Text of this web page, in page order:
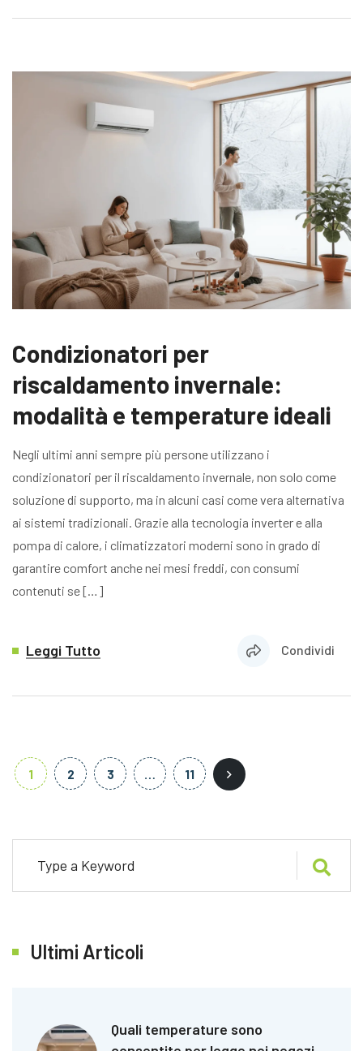
Condizionatori per
riscaldamento invernale:
modalità e temperature ideali
Negli ultimi anni sempre più persone utilizzano i
condizionatori per il riscaldamento invernale, non solo come
soluzione di supporto, ma in alcuni casi come vera alternativa
ai sistemi tradizionali. Grazie alla tecnologia inverter e alla
pompa di calore, i climatizzatori moderni sono in grado di
garantire comfort anche nei mesi freddi, con consumi
contenuti se […]
Leggi Tutto Condividi
1 2 3 … 11
Ultimi Articoli
Quali temperature sono